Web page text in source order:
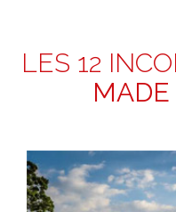
LES 12